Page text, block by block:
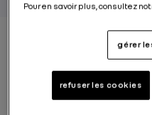
Le Groupe Renault
et les programmes de
réduire l’impact
Pour en savoir plus, consultez
gérer
refuser les cookies